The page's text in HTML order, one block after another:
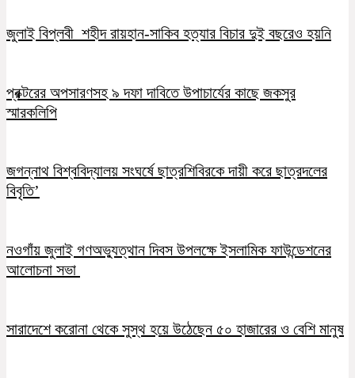
জুলাই বিপ্লবী শহীদ রায়হান-সাকিব হত্যার বিচার দুই বছরেও হয়নি
প্রক্টরের অপসারণসহ ৯ দফা দাবিতে উপাচার্যের কাছে জকসুর
স্মারকলিপি
জগন্নাথ বিশ্ববিদ্যালয় সংঘর্ষে ছাত্রশিবিরকে দায়ী করে ছাত্রদলের
বিবৃতি’
নওগাঁয় জুলাই গণঅভ্যুত্থান দিবস উপলক্ষে ইসলামিক ফাউন্ডেশনের
আলোচনা সভা
সারাদেশে করোনা থেকে সুস্থ হয়ে উঠেছেন ৫০ হাজারের ও বেশি মানুষ